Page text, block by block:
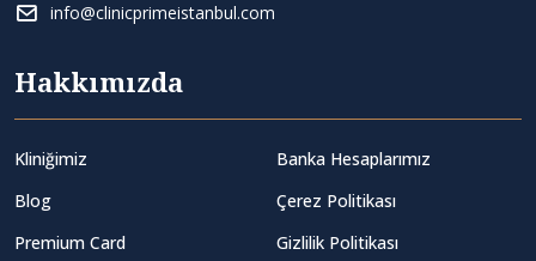
info@clinicprimeistanbul.com
Hakkımızda
Kliniğimiz
Blog
Premium Card
Banka Hesaplarımız
Çerez Politikası
Gizlilik Politikası